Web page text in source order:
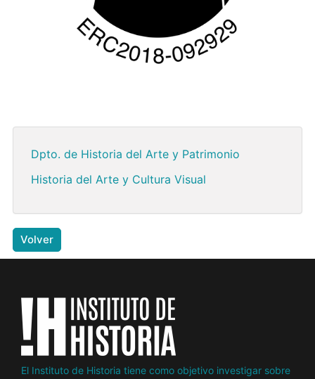
Dpto. de Historia del Arte y Patrimonio
Historia del Arte y Cultura Visual
Volver
El Instituto de Historia tiene como objetivo investigar sobre